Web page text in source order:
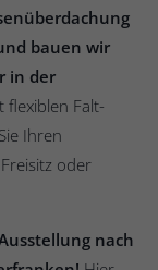
bauen wir
in der
flexiblen Falt-
Ihren
oder
nach